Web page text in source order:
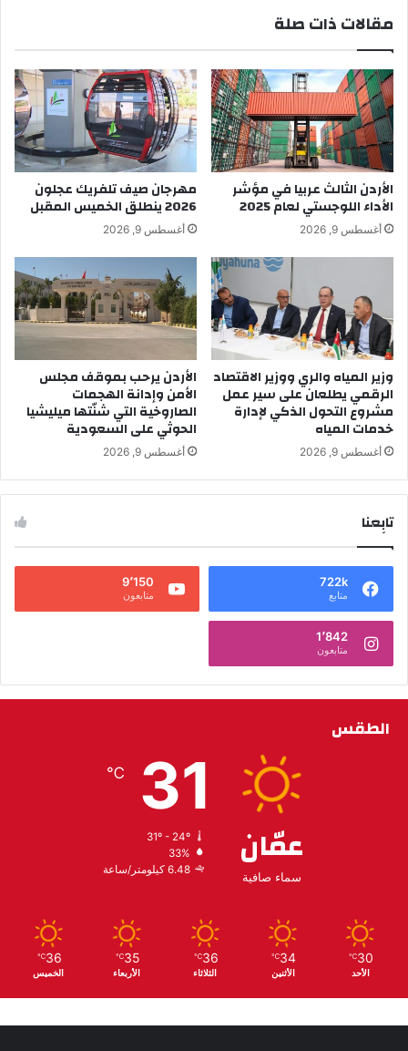
مقالات ذات صلة
الأردن الثالث عربيا في مؤشر
الأداء اللوجستي لعام 2025
أغسطس 9, 2026
مهرجان صيف تلفريك عجلون
2026 ينطلق الخميس المقبل
أغسطس 9, 2026
وزير المياه والري ووزير الاقتصاد
الرقمي يطلعان على سير عمل
مشروع التحول الذكي لإدارة
خدمات المياه
أغسطس 9, 2026
الأردن يرحب بموقف مجلس
الأمن وإدانة الهجمات
الصاروخية التي شنّتها ميليشيا
الحوثي على السعودية
أغسطس 9, 2026
تابِعنا
722k
متابع
9٬150
متابعون
1٬842
متابعون
الطقس
عمّان
سماء صافية
31
℃
31º - 24º
33%
6.48 كيلومتر/ساعة
30
℃
الأحد
34
℃
الأثنين
36
℃
الثلاثاء
35
℃
الأربعاء
36
℃
الخميس